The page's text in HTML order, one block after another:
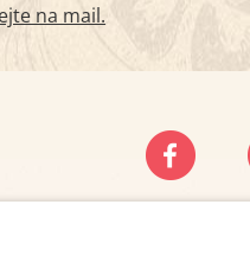
na mail.
OCHRANY OSOBNÍCH